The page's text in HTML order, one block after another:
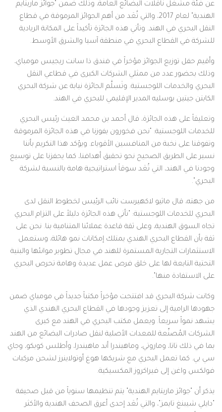
عن فئة مشغل ناقلات البضائع العامة، وذلك ضمن "جوائز ماريتايم
الهندية" لعام 2017، والتي تُعَد من أهم الجوائز المرموقة في قطاع
النقل البحري في الهند. وتأتي هذه الجائزة تأكيداً على المكانة الريادية
للشركة في القطاع البحري في منطقة آسيا والشرق الأوسط.
وأقيم حفل توزيع الجوائز مؤخراً في فندق ذا سانت ريجيس مومباي،
وذلك بحضور عدد من ممثلي الشركات الكبرى في قطاعي النقل
البحري والخدمات اللوجستية. وتَسلَّم الجائزة نيابة عن شركة البحري
الكابتن جيتين بوسليه المدير الإقليمي للبحري في الهند.
وتعليقاً على هذه الجائزة، قال أحمد بن محمد الغيث رئيس البحري
للخدمات اللوجستية: "نحن فخورون بفوزنا في هذه الجائزة المرموقة
وتفوقنا على نخبة من المنافسين الأقوياء. ويؤكد هذا التكريم بأننا
نسير على الطريق الصحيح نحو تحقيق أهدافنا، كما يحفزنا على توسيع
وجودنا في الهند، التي تُعَد سوقاً استراتيجية هامة بالنسبة لشركة
البحري".
من جهته، قال ماثيو لاكهيرست نائب الرئيس لخطوط النقل لدى
البحري للخدمات اللوجستية: "تأتي هذه الجائزة دليلاً على التزام البحري
تجاه السوق الهندية، وعلى ثقة قاعدة عملائنا المتنامية بنا. نحن على
ثقة بأن القطاع البحري الهندي يمتلك إمكانات نمو هائلة، وستعمل
الاستثمارات التجارية المستمرة للهند في مجال تطوير موانئها والبنية
التحتية التابعة لها على خلق فرص عمل عديدة وهامة تحرص البحري
على الاستفادة منها".
وكانت شركة البحري قد افتتحت مؤخراً مكتباً جديداً في مومباي ضمن
جهودها الرامية إلى تعزيز وجودها في القطاع البحري الهندي الذي
يشهد نمواً سريعاً. ويعمل مكتب البحري في الهند مع كبرى
الشركات المُصنِّعة للمعدات الأصلية لنقل صادرات البضائع من الهند
بما في ذلك تاتا، وماروتي، وماهيندرا أند ماهيندرا، وأطلس كوبكو، وجاي
سي بي. كما تعمل البحري مع شريكها هوغ أوتولاينرز لشحن مركبات
فولكس واغن إلى فيراكروز المكسيكية.
يذكر أن "جوائز ماريتايم الهندية" يتم تنظيمها سنوياً من قبل صحيفة
"دايلي شيبنغ تايمز"، والتي تُعَد إحدى أعرق الصحف الهندية والأكثر